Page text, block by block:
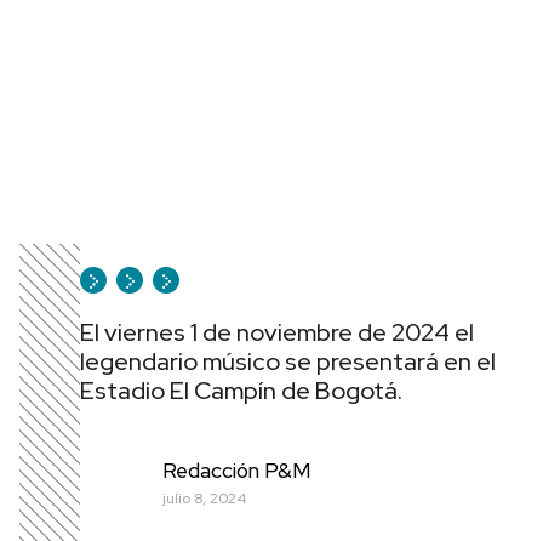
El viernes 1 de noviembre de 2024 el
legendario músico se presentará en el
Estadio El Campín de Bogotá.
Redacción P&M
julio 8, 2024